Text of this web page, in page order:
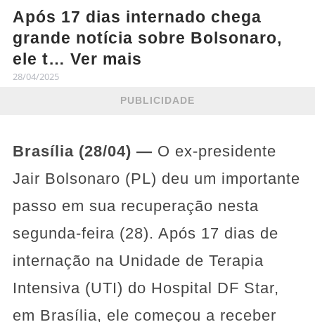
Após 17 dias internado chega
grande notícia sobre Bolsonaro,
ele t… Ver mais
28/04/2025
PUBLICIDADE
Brasília (28/04) — O ex-presidente
Jair Bolsonaro (PL) deu um importante
passo em sua recuperação nesta
segunda-feira (28). Após 17 dias de
internação na Unidade de Terapia
Intensiva (UTI) do Hospital DF Star,
em Brasília, ele começou a receber